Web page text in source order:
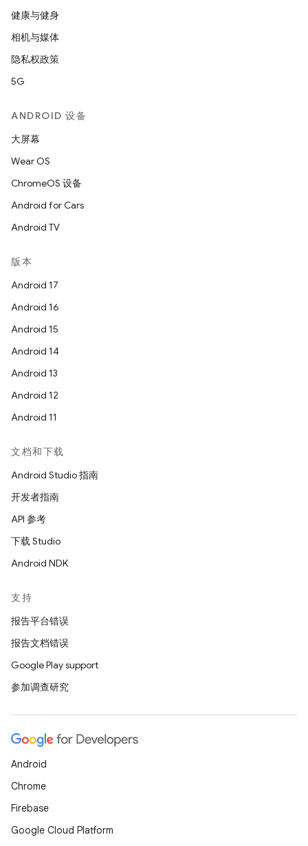
健康与健身
相机与媒体
隐私权政策
5G
ANDROID 设备
大屏幕
Wear OS
ChromeOS 设备
Android for Cars
Android TV
版本
Android 17
Android 16
Android 15
Android 14
Android 13
Android 12
Android 11
文档和下载
Android Studio 指南
开发者指南
API 参考
下载 Studio
Android NDK
支持
报告平台错误
报告文档错误
Google Play support
参加调查研究
Android
Chrome
Firebase
Google Cloud Platform